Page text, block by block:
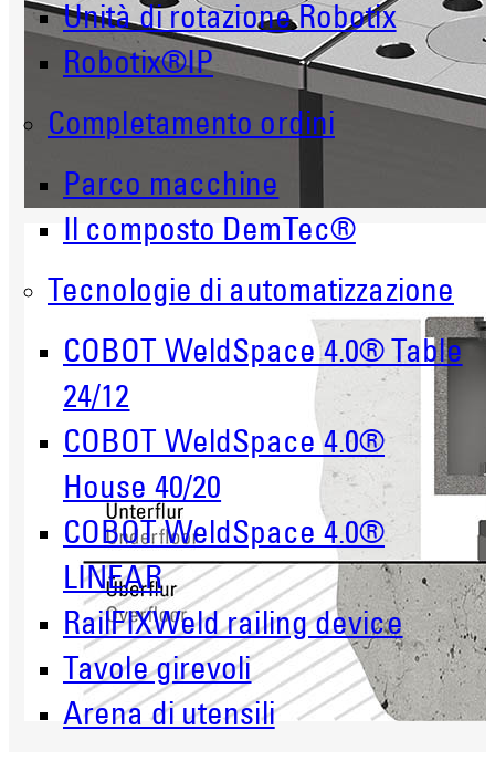
Unità di rotazione Robotix
Robotix®IP
Completamento ordini
Parco macchine
Il composto DemTec®
Tecnologie di automatizzazione
COBOT WeldSpace 4.0® Table
24/12
COBOT WeldSpace 4.0®
House 40/20
COBOT WeldSpace 4.0®
LINEAR
RailFIXWeld railing device
Tavole girevoli
Arena di utensili